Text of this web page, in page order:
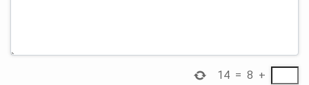
+
8
=
14